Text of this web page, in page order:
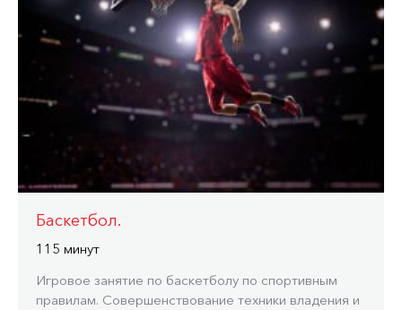
Баскетбол.
115 минут
Игровое занятие по баскетболу по спортивным
правилам. Совершенствование техники владения и